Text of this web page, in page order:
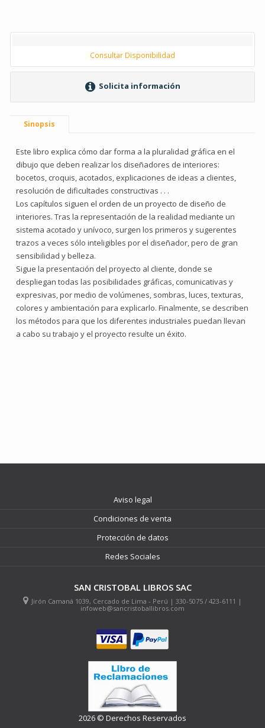
Consultar Disponibilidad
Solicita información
Sinopsis
Este libro explica cómo dar forma a la pluralidad gráfica en el
dibujo que deben realizar los diseñadores de interiores:
bocetos, croquis, acotados, explicaciones de ideas a clientes,
resolución de dificultades constructivas . . .
Los capítulos siguen el orden de un proyecto de diseño de
interiores. Tras la representación de la realidad mediante un
sistema acotado y unívoco, surgen los primeros y sugerentes
trazos a veces sólo inteligibles por el diseñador, pero de gran
sensibilidad y belleza.
Sigue la presentación del proyecto al cliente, donde se
despliegan todas las posibilidades gráficas, comunicativas y
expresivas, por medio de volúmenes, sombras, luces, texturas,
colores y ambientación para explicarlo. Finalmente, se describen
los métodos para que los diferentes industriales puedan llevan
a cabo su trabajo y el proyecto resulte un éxito.
Aviso legal
Condiciones de venta
Protección de datos
Redes Sociales
SAN CRISTOBAL LIBROS SAC
Jirón Camaná 1039, Cercado de Lima - Perú | 330-5075 / 423-6111 |
infoweb@sancristoballibros.com
2026 © Derechos Reservados